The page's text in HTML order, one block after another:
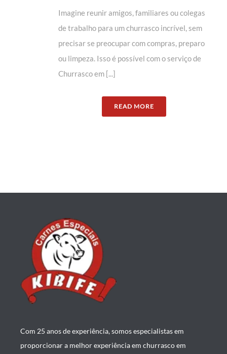
Imagine reunir amigos, familiares ou colegas
de trabalho para um churrasco incrível, sem
precisar se preocupar com compras, preparo
ou limpeza. Isso é possível com o serviço de
Churrasco em [...]
READ MORE
Com 25 anos de experiência, somos especialistas em
proporcionar a melhor experiência em churrasco em